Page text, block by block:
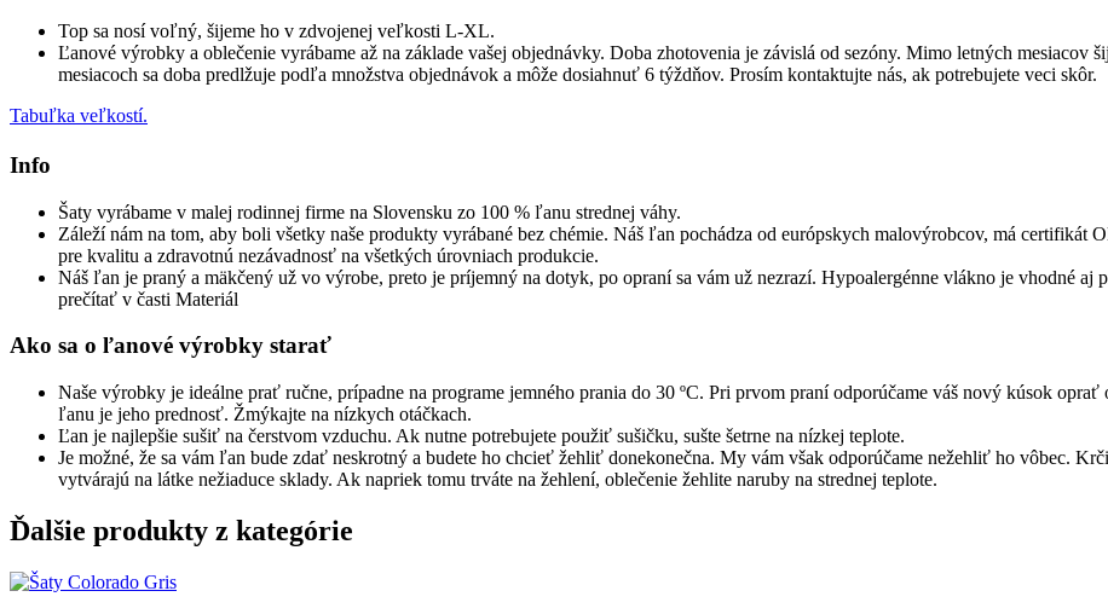
Top sa nosí voľný, šijeme ho v zdvojenej veľkosti L-XL.
Ľanové výrobky a oblečenie vyrábame až na základe vašej objednávky. Doba zhotovenia je závislá od sezóny. Mimo letných mesiacov
mesiacoch sa doba predlžuje podľa množstva objednávok a môže dosiahnuť 6 týždňov. Prosím kontaktujte nás, ak potrebujete veci skôr.
Tabuľka veľkostí.
Info
Šaty vyrábame v malej rodinnej firme na Slovensku zo 100 % ľanu strednej váhy.
Záleží nám na tom, aby boli všetky naše produkty vyrábané bez chémie. Náš ľan pochádza od európskych malovýrobcov, má
pre kvalitu a zdravotnú nezávadnosť na všetkých úrovniach produkcie.
Náš ľan je praný a mäkčený už vo výrobe, preto je príjemný na dotyk, po opraní sa vám už nezrazí. Hypoalergénne vlákno je vhodné
prečítať v časti Materiál
Ako sa o ľanové výrobky starať
Naše výrobky je ideálne prať ručne, prípadne na programe jemného prania do 30 ºC. Pri prvom praní odporúčame váš nový kúsok
ľanu je jeho prednosť. Žmýkajte na nízkych otáčkach.
Ľan je najlepšie sušiť na čerstvom vzduchu. Ak nutne potrebujete použiť sušičku, sušte šetrne na nízkej teplote.
Je možné, že sa vám ľan bude zdať neskrotný a budete ho chcieť žehliť donekonečna. My vám však odporúčame nežehliť ho vôbec.
vytvárajú na látke nežiaduce sklady. Ak napriek tomu trváte na žehlení, oblečenie žehlite naruby na strednej teplote.
Ďalšie produkty z kategórie